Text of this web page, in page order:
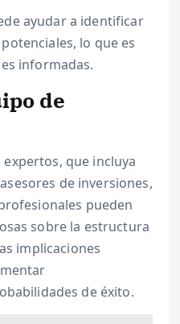
ayudar a identificar
lo que es
informadas.
de
que incluya
de inversiones,
pueden
sobre la estructura
implicaciones
de éxito.